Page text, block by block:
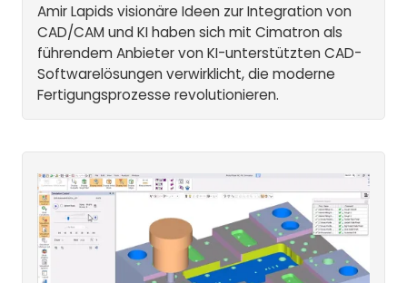
Amir Lapids visionäre Ideen zur Integration von
CAD/CAM und KI haben sich mit Cimatron als
führendem Anbieter von KI-unterstützten CAD-
Softwarelösungen verwirklicht, die moderne
Fertigungsprozesse revolutionieren.